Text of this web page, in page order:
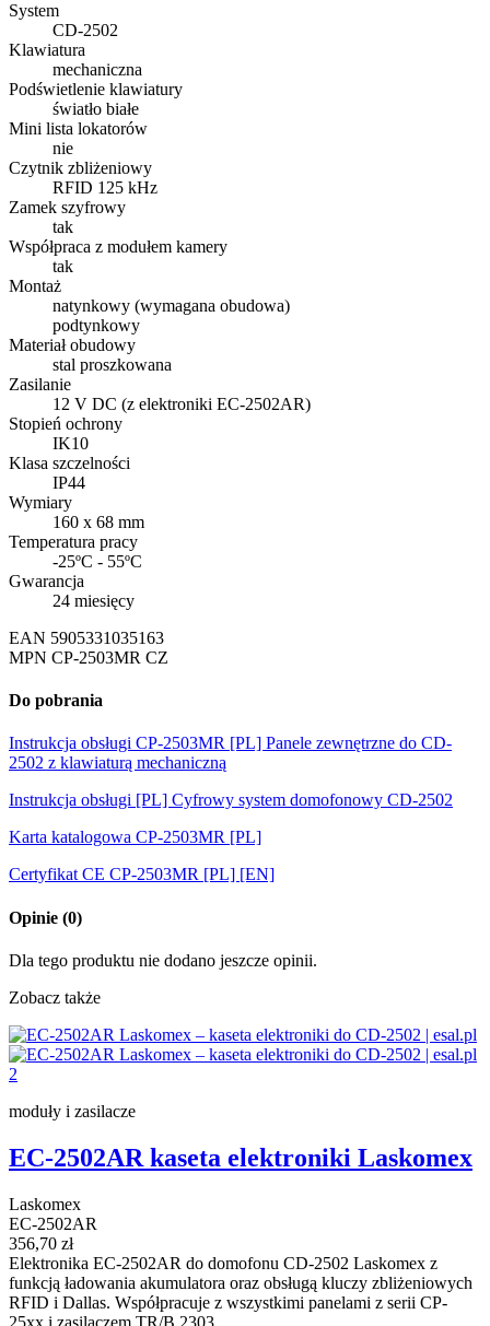
System
CD-2502
Klawiatura
mechaniczna
Podświetlenie klawiatury
światło białe
Mini lista lokatorów
nie
Czytnik zbliżeniowy
RFID 125 kHz
Zamek szyfrowy
tak
Współpraca z modułem kamery
tak
Montaż
natynkowy (wymagana obudowa)
podtynkowy
Materiał obudowy
stal proszkowana
Zasilanie
12 V DC (z elektroniki EC-2502AR)
Stopień ochrony
IK10
Klasa szczelności
IP44
Wymiary
160 x 68 mm
Temperatura pracy
-25ºC - 55ºC
Gwarancja
24 miesięcy
EAN 5905331035163
MPN CP-2503MR CZ
Do pobrania
Instrukcja obsługi CP-2503MR [PL] Panele zewnętrzne do CD-
2502 z klawiaturą mechaniczną
Instrukcja obsługi [PL] Cyfrowy system domofonowy CD-2502
Karta katalogowa CP-2503MR [PL]
Certyfikat CE CP-2503MR [PL] [EN]
Opinie (0)
Dla tego produktu nie dodano jeszcze opinii.
Zobacz także
moduły i zasilacze
EC-2502AR kaseta elektroniki Laskomex
Laskomex
EC-2502AR
356,70 zł
Elektronika EC-2502AR do domofonu CD-2502 Laskomex z
funkcją ładowania akumulatora oraz obsługą kluczy zbliżeniowych
RFID i Dallas. Współpracuje z wszystkimi panelami z serii CP-
25xx i zasilaczem TR/B 2303.